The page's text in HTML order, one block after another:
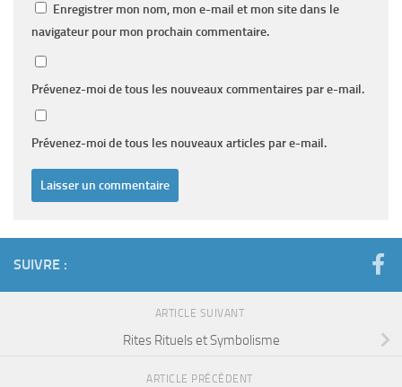
Enregistrer mon nom, mon e-mail et mon site dans le
navigateur pour mon prochain commentaire.
Prévenez-moi de tous les nouveaux commentaires par e-mail.
Prévenez-moi de tous les nouveaux articles par e-mail.
SUIVRE :
ARTICLE SUIVANT
Rites Rituels et Symbolisme
ARTICLE PRÉCÉDENT